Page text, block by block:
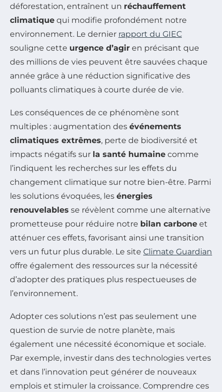
déforestation, entraînent un réchauffement
climatique qui modifie profondément notre
environnement. Le dernier rapport du GIEC
souligne cette urgence d’agir en précisant que
des millions de vies peuvent être sauvées chaque
année grâce à une réduction significative des
polluants climatiques à courte durée de vie.
Les conséquences de ce phénomène sont
multiples : augmentation des événements
climatiques extrêmes, perte de biodiversité et
impacts négatifs sur la santé humaine comme
l’indiquent les recherches sur les effets du
changement climatique sur notre bien-être. Parmi
les solutions évoquées, les énergies
renouvelables se révèlent comme une alternative
prometteuse pour réduire notre bilan carbone et
atténuer ces effets, favorisant ainsi une transition
vers un futur plus durable. Le site Climate Guardian
offre également des ressources sur la nécessité
d’adopter des pratiques plus respectueuses de
l’environnement.
Adopter ces solutions n’est pas seulement une
question de survie de notre planète, mais
également une nécessité économique et sociale.
Par exemple, investir dans des technologies vertes
et dans l’innovation peut générer de nouveaux
emplois et stimuler la croissance. Comprendre ces